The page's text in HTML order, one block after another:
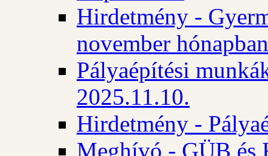
Hirdetmény -
november hónapban
Pályaépítési
2025.11.10.
Hirdetmény -
Meghívó - GÜB és